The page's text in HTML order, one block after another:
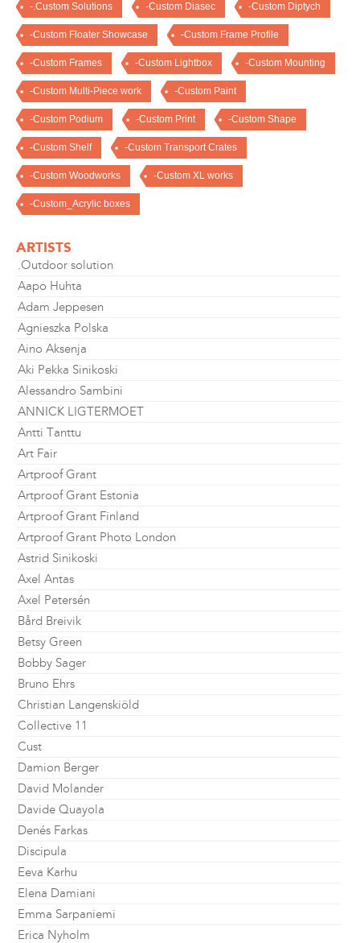
-.Custom Solutions -Custom Diasec -Custom Diptych
-Custom Floater Showcase -Custom Frame Profile
-Custom Frames -Custom Lightbox -Custom Mounting
-Custom Multi-Piece work -Custom Paint
-Custom Podium -Custom Print -Custom Shape
-Custom Shelf -Custom Transport Crates
-Custom Woodworks -Custom XL works
-Custom_Acrylic boxes
ARTISTS
.Outdoor solution
Aapo Huhta
Adam Jeppesen
Agnieszka Polska
Aino Aksenja
Aki Pekka Sinikoski
Alessandro Sambini
ANNICK LIGTERMOET
Antti Tanttu
Art Fair
Artproof Grant
Artproof Grant Estonia
Artproof Grant Finland
Artproof Grant Photo London
Astrid Sinikoski
Axel Antas
Axel Petersén
Bård Breivik
Betsy Green
Bobby Sager
Bruno Ehrs
Christian Langenskiöld
Collective 11
Cust
Damion Berger
David Molander
Davide Quayola
Denés Farkas
Discipula
Eeva Karhu
Elena Damiani
Emma Sarpaniemi
Erica Nyholm